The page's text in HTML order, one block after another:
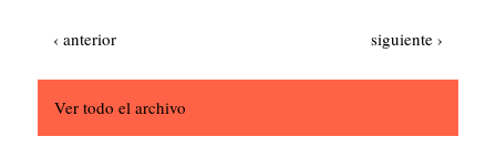
Paginación
Página
‹ anterior
Siguiente
siguiente ›
Ver todo el archivo